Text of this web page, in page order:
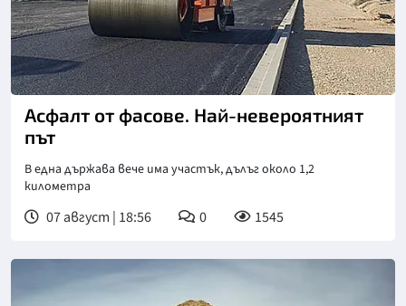
Асфалт от фасове. Най-невероятният
път
В една държава вече има участък, дълъг около 1,2
километра
07 август | 18:56 0 1545